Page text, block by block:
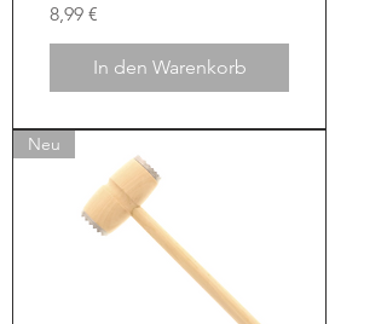
Preis
8,99 €
In den Warenkorb
Neu